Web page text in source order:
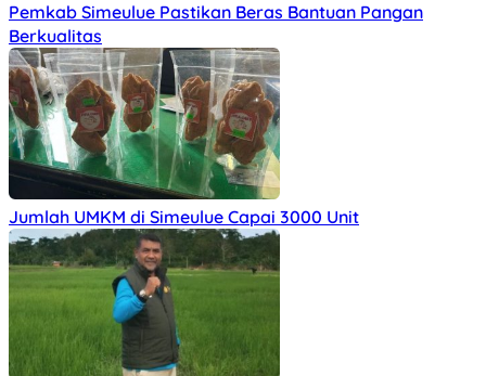
Pemkab Simeulue Pastikan Beras Bantuan Pangan
Berkualitas
Jumlah UMKM di Simeulue Capai 3000 Unit